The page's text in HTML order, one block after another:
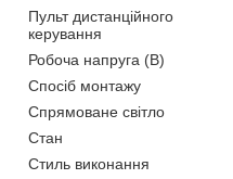
Пульт дистанційного
керування
Робоча напруга (В)
Спосіб монтажу
Спрямоване світло
Стан
Стиль виконання